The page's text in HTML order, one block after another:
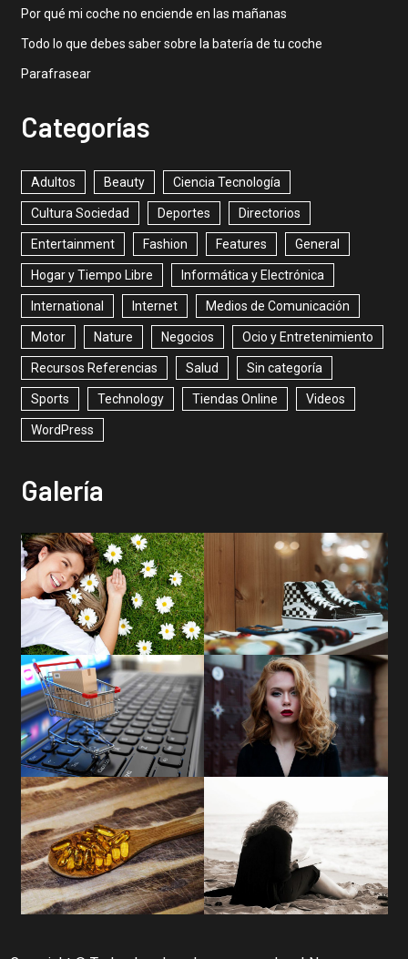
Por qué mi coche no enciende en las mañanas
Todo lo que debes saber sobre la batería de tu coche
Parafrasear
Categorías
Adultos Beauty Ciencia Tecnología
Cultura Sociedad Deportes Directorios
Entertainment Fashion Features General
Hogar y Tiempo Libre Informática y Electrónica
International Internet Medios de Comunicación
Motor Nature Negocios Ocio y Entretenimiento
Recursos Referencias Salud Sin categoría
Sports Technology Tiendas Online Videos
WordPress
Galería